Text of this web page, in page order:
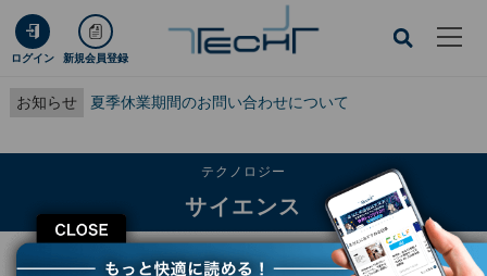
ログイン 新規会員登録
お知らせ 夏季休業期間のお問い合わせについて
CLOSE
テクノロジー
サイエンス